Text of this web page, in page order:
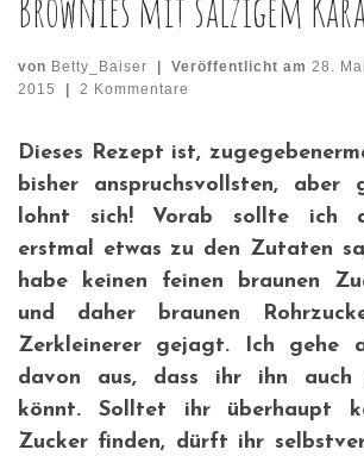
von Betty_Baiser Veröffentlicht am 28. Mai
2015
2 Kommentare
Dieses Rezept ist,
bisher anspruchsvollsten, aber
lohnt sich! Vorab sollte ich
erstmal etwas zu den Zutaten
habe keinen feinen braunen
und daher braunen
Zerkleinerer gejagt. Ich gehe
davon aus, dass ihr ihn auch
könnt. Solltet ihr überhaupt
Zucker finden, dürft ihr